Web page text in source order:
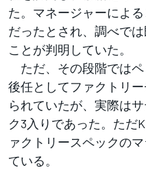
た。マネージャーによ
だったとされ、調べで
ことが判明していた。
ただ、その段階では
後任としてファクトリ
られていたが、実際は
ク3入りであった。ただ
ァクトリースペックの
ている。